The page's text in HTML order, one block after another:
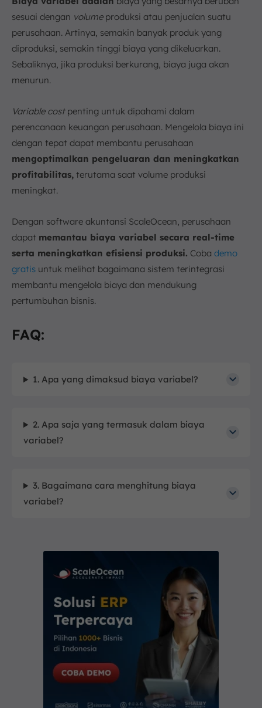
sesuai dengan volumeproduksi atau penjualan suatu
perusahaan. Artinya, semakin banyak produk yang
diproduksi, semakin tinggi biaya yang dikeluarkan.
Sebaliknya, jika produksi berkurang, biaya juga akan
menurun.
Variable costpenting untuk dipahami dalam
perencanaan keuangan perusahaan. Mengelola biaya ini
dengan tepat dapat membantu perusahaan
mengoptimalkan pengeluaran dan meningkatkan
profitabilitas, terutama saat volume produksi
meningkat.
Dengan software akuntansi ScaleOcean, perusahaan
dapat memantau biaya variabel secara real-time
serta meningkatkan efisiensi produksi. Coba demo
gratis untuk melihat bagaimana sistem terintegrasi
membantu mengelola biaya dan mendukung
pertumbuhan bisnis.
FAQ:
1. Apa yang dimaksud biaya variabel?
2. Apa saja yang termasuk dalam biaya
variabel?
3. Bagaimana cara menghitung biaya
variabel?